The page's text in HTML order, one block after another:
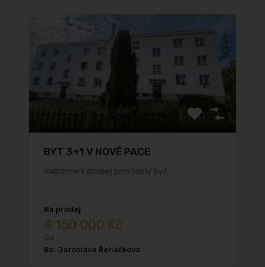
BYT 3+1 V NOVÉ PACE
Nabízíme k prodeji prostorný byt…
Na prodej
4 150 000 Kč
Od
Bc. Jaroslava Řeháčková